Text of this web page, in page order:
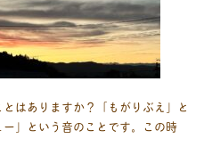
はありますか？「もがりぶえ」と
」という音のことです。この時